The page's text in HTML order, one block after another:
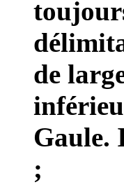
de
Gaule.
;